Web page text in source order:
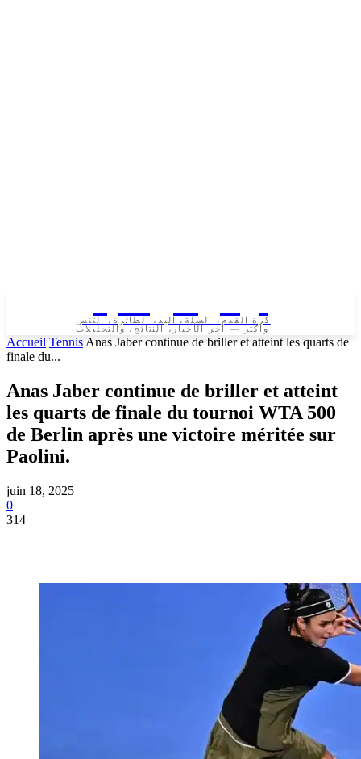
كرة القدم، السلة، اليد، الطائرة، التنس
وأكثر — آخر الأخبار، النتائج، والتحليلات
Accueil Tennis Anas Jaber continue de briller et atteint les quarts de
finale du...
Anas Jaber continue de briller et atteint
les quarts de finale du tournoi WTA 500
de Berlin après une victoire méritée sur
Paolini.
juin 18, 2025
0
314